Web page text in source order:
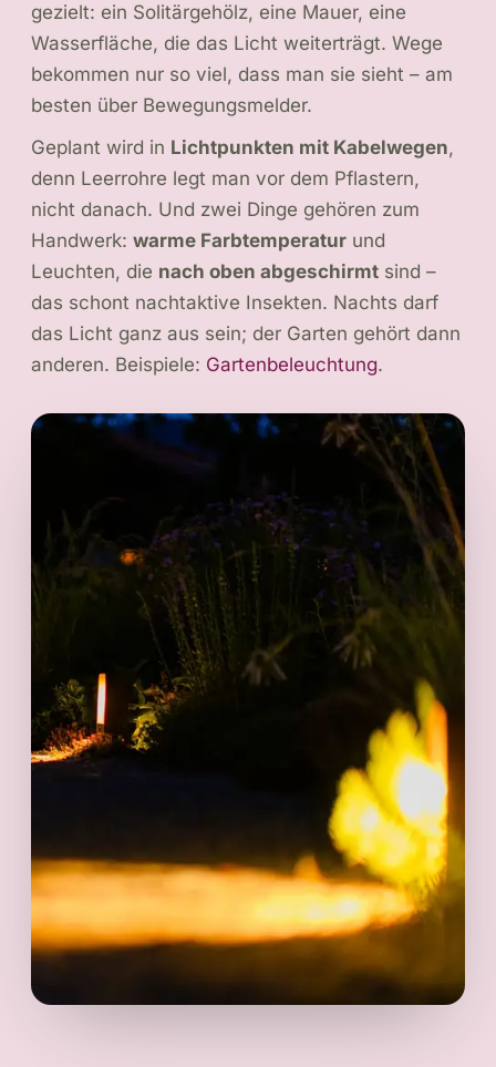
gezielt: ein Solitärgehölz, eine Mauer, eine
Wasserfläche, die das Licht weiterträgt. Wege
bekommen nur so viel, dass man sie sieht – am
besten über Bewegungsmelder.
Geplant wird in Lichtpunkten mit Kabelwegen,
denn Leerrohre legt man vor dem Pflastern,
nicht danach. Und zwei Dinge gehören zum
Handwerk: warme Farbtemperatur und
Leuchten, die nach oben abgeschirmt sind –
das schont nachtaktive Insekten. Nachts darf
das Licht ganz aus sein; der Garten gehört dann
anderen. Beispiele: Gartenbeleuchtung.